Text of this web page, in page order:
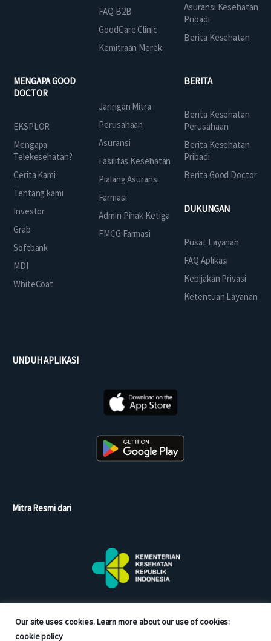
Our site uses cookies. Learn more about our use of cookies:
cookie policy
FAQ B2B
GoodCare Clinic
Kemitraan Merek
Asuransi Kesehatan
Pribadi
Berita Kesehatan
MENGAPA GOOD
DOCTOR
EKSPLOR
Mengapa
Telekesehatan?
Cerita Kami
Tentang kami
Investor
Grab
Softbank
MDI
WhiteCoat
Jaringan Mitra
Perusahaan
Asuransi
Fasilitas Kesehatan
Pialang Asuransi
Farmasi
Admin Pihak Ketiga
FMCG Farmasi
BERITA
Berita Kesehatan
Perusahaan
Berita Kesehatan
Pribadi
Berita Good Doctor
DUKUNGAN
Pusat Layanan
FAQ Aplikasi
Kebijakan Privasi
Ketentuan Layanan
UNDUH APLIKASI
Mitra Resmi dari